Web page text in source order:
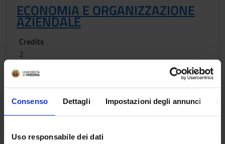
Consenso Dettagli Impostazioni degli annunci
Uso responsabile dei dati
ECONOMIA E ORGANIZZAZIONE
AZIENDALE
Credits
2
Period
TLB - VR - LEZ 3A 2SEMESTRE
Location
VERONA
Academic staff
Chiara Leardini